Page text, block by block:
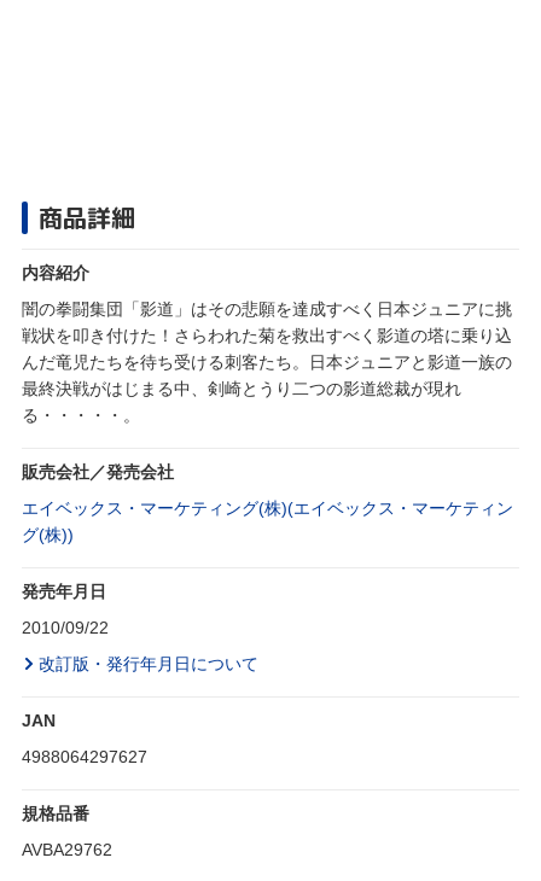
商品詳細
内容紹介
闇の拳闘集団「影道」はその悲願を達成すべく日本ジュニアに挑
戦状を叩き付けた！さらわれた菊を救出すべく影道の塔に乗り込
んだ竜児たちを待ち受ける刺客たち。日本ジュニアと影道一族の
最終決戦がはじまる中、剣崎とうり二つの影道総裁が現れ
る・・・・・。
販売会社／発売会社
エイベックス・マーケティング(株)(エイベックス・マーケティン
グ(株))
発売年月日
2010/09/22
改訂版・発行年月日について
JAN
4988064297627
規格品番
AVBA29762